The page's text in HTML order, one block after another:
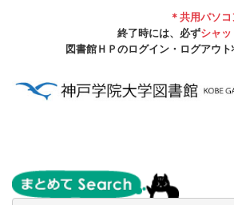
＊共用パソ
終了時には、必ずシャ
図書館ＨＰのログイン・ログアウ